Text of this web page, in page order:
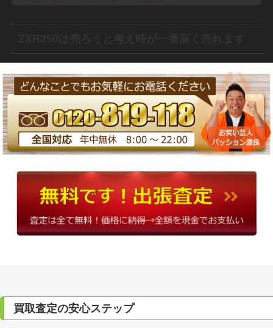
買取査定の安心ステップ